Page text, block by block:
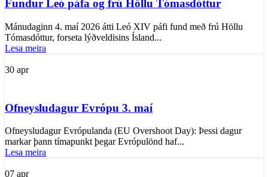
Fundur Leó páfa og frú Höllu Tómasdóttur
Mánudaginn 4. maí 2026 átti Leó XIV páfi fund með frú Höllu
Tómasdóttur, forseta lýðveldisins Ísland...
Lesa meira
30 apr
Ofneysludagur Evrópu 3. maí
Ofneysludagur Evrópulanda (EU Overshoot Day): Þessi dagur
markar þann tímapunkt þegar Evrópulönd haf...
Lesa meira
07 apr